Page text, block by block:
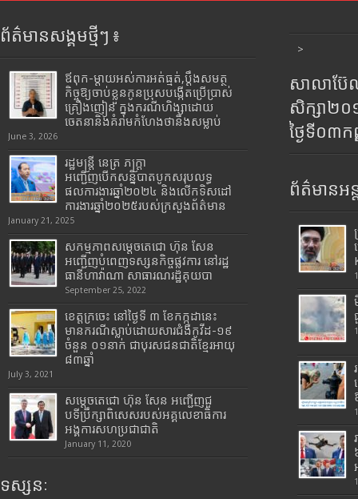
ព័ត៌មានសង្គមថ្មីៗ ៖
ឪពុក-ម្ដាយអស់ការអត់ធ្មត់,ប្ដឹងសមត្ថ
កិច្ចឱ្យចាប់ខ្លួនកូនប្រុសបង្កើតប្រើប្រាស់
គ្រឿងញៀន ក្នុងករណីហិង្សាដោយ
ចេតនានិងគំរាមកំហែងថានឹងសម្លាប់
June 3, 2026
រដ្ឋមន្រ្តី​ នេត្រ​ ភក្ត្រា​
អញ្ជើញបើកសន្និបាតបូកសរុបលទ្ធ
ផលការងារឆ្នាំ២០២៤ និងលើកទិសដៅ
ការងារឆ្នាំ២០២៥របស់​ក្រសួង​ព័ត៌មាន​
January 21, 2025
សកម្មភាពសម្តេចតេជោ ហ៊ុន សែន
អញ្ជើញបំពេញទស្សនកិច្ចផ្លូវការ នៅរដ្ឋ
ធានីហាវ៉ាណា សាធារណរដ្ឋគុយបា
September 25, 2022
ខេត្តក្រចេះ នៅថ្ងៃទី ៣ ខែកក្កដានេះ
មានករណីស្លាប់ដោយសារជំងឺកូវីដ-១៩
ចំនួន ០១នាក់ ជាបុរសជនជាតិខ្មែរអាយុ
៨៣ឆ្នាំ
July 3, 2021
សម្តេចតេជោ ហ៊ុន សែន អញ្ជើញជួ
បទីប្រឹក្សាពិសេសរបស់អគ្គលេខាធិការ
អង្គការសហប្រជាជាតិ
January 11, 2020
ទស្សនៈ
>
សាលាប៊ែ
សិក្សា២
ថ្ងៃទី០៣
ព័ត៌មានអន្